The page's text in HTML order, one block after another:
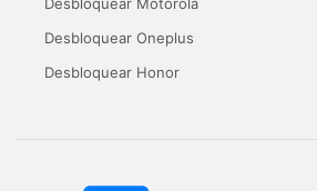
Desbloquear Oneplus
Desbloquear Honor